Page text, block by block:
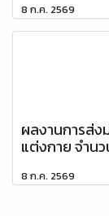
8 ก.ค. 2569
ผลงานการส่
แต่งกาย จำน
8 ก.ค. 2569